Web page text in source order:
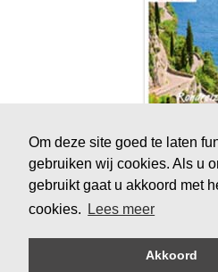
Om deze site goed te laten
gebruiken wij cookies. Als u
gebruikt gaat u akkoord met
cookies.
Lees meer
Akkoord
Home Over Transeurope
Vragen?
Reiskantoren
Reisverzekeringen